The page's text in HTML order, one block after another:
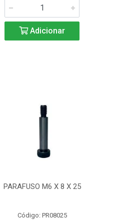
Adicionar
PARAFUSO M6 X 8 X 25
Código: PR08025